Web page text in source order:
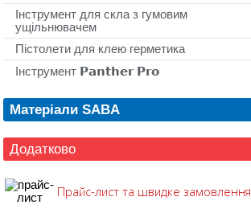
Інструмент для скла з гумовим
ущільнювачем
Пістолети для клею герметика
Інструмент 𝗣𝗮𝗻𝘁𝗵𝗲𝗿 𝗣𝗿𝗼
Матеріали SABA
Додатково
Прайс-лист та швидке замовлення